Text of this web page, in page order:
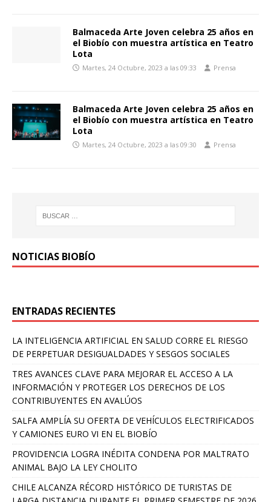
Balmaceda Arte Joven celebra 25 años en
el Biobío con muestra artística en Teatro
Lota
Martes, 24 Octubre, 2023 a las 09:33 Prensa
Balmaceda Arte Joven celebra 25 años en
el Biobío con muestra artística en Teatro
Lota
Martes, 24 Octubre, 2023 a las 09:30 Prensa
NOTICIAS BIOBÍO
ENTRADAS RECIENTES
LA INTELIGENCIA ARTIFICIAL EN SALUD CORRE EL RIESGO
DE PERPETUAR DESIGUALDADES Y SESGOS SOCIALES
TRES AVANCES CLAVE PARA MEJORAR EL ACCESO A LA
INFORMACIÓN Y PROTEGER LOS DERECHOS DE LOS
CONTRIBUYENTES EN AVALÚOS
SALFA AMPLÍA SU OFERTA DE VEHÍCULOS ELECTRIFICADOS
Y CAMIONES EURO VI EN EL BIOBÍO
PROVIDENCIA LOGRA INÉDITA CONDENA POR MALTRATO
ANIMAL BAJO LA LEY CHOLITO
CHILE ALCANZA RÉCORD HISTÓRICO DE TURISTAS DE